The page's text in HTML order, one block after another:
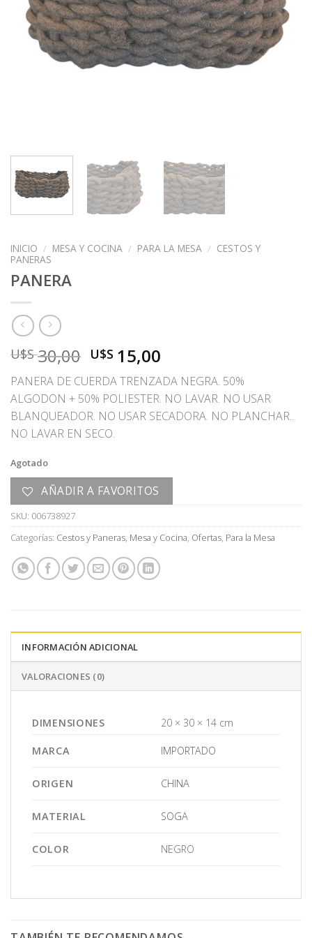
INICIO / MESA Y COCINA / PARA LA MESA / CESTOS Y
PANERAS
PANERA
U$S30,00 El
precio
original
era:
U$S
30,00.
U$S 15,00
precio
actual
es:
U$S
PANERA DE CUERDA TRENZADA NEGRA. 50%
ALGODON + 50% POLIESTER. NO LAVAR. NO USAR
BLANQUEADOR. NO USAR SECADORA. NO PLANCHAR..
NO LAVAR EN SECO.
Agotado
AÑADIR A FAVORITOS
SKU: 006738927
Categorías: Cestos y Paneras, Mesa y Cocina, Ofertas, Para la Mesa
INFORMACIÓN ADICIONAL
VALORACIONES (0)
DIMENSIONES 20 × 30 × 14 cm
MARCA IMPORTADO
ORIGEN CHINA
MATERIAL SOGA
COLOR NEGRO